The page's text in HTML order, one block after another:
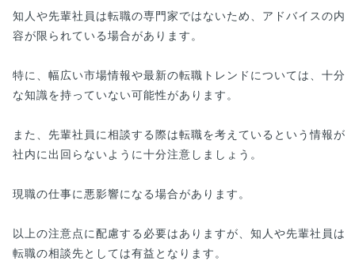
知人や先輩社員は転職の専門家ではないため、アドバイスの内
容が限られている場合があります。
特に、幅広い市場情報や最新の転職トレンドについては、十分
な知識を持っていない可能性があります。
また、先輩社員に相談する際は転職を考えているという情報が
社内に出回らないように十分注意しましょう。
現職の仕事に悪影響になる場合があります。
以上の注意点に配慮する必要はありますが、知人や先輩社員は
転職の相談先としては有益となります。